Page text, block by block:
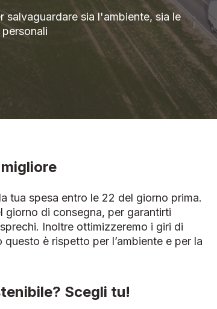
salvaguardare sia l'ambiente, sia le
tua spesa entro le 22 del giorno prima.
giorno di consegna, per garantirti
Inoltre ottimizzeremo i giri di
è rispetto per l’ambiente e per la
Scegli tu!